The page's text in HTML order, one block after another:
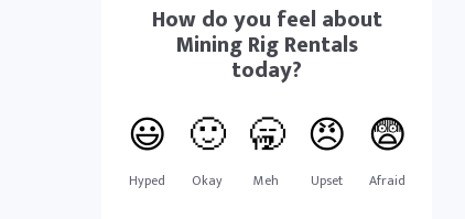
How do you feel about
Mining Rig Rentals
today?
😃
Hyped
🙂
Okay
🥱
Meh
😠
Upset
😨
Afraid